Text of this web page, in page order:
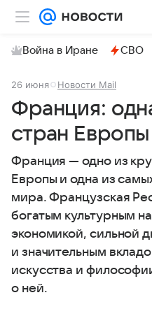
Война в Иране СВО
26 июня Новости Mail
Франция:
стран Европы
Франция — одно из
Европы и одна из
мира. Французская
богатым культурным
экономикой, сильной
и значительным
искусства и
о ней.